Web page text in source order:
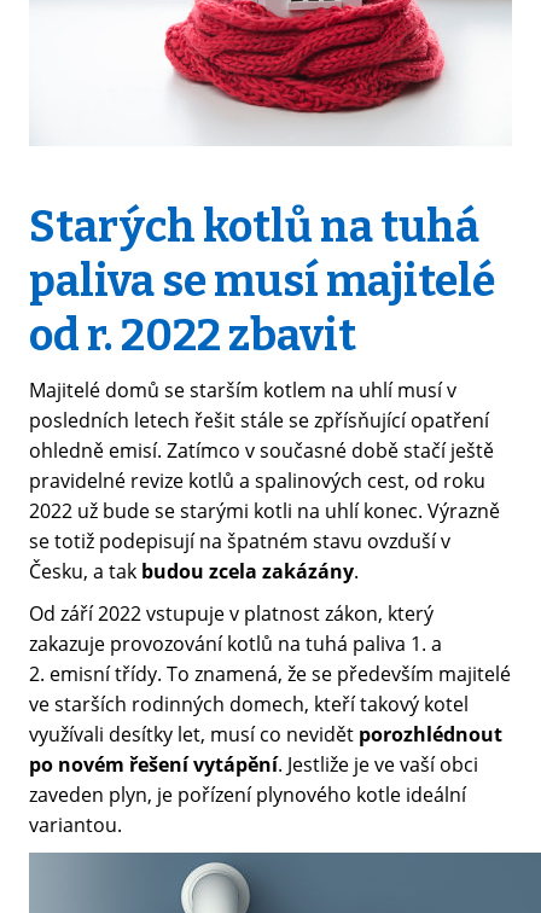
Starých kotlů na tuhá
paliva se musí majitelé
od r. 2022 zbavit
Majitelé domů se starším kotlem na uhlí musí v
posledních letech řešit stále se zpřísňující opatření
ohledně emisí. Zatímco v současné době stačí ještě
pravidelné revize kotlů a spalinových cest, od roku
2022 už bude se starými kotli na uhlí konec. Výrazně
se totiž podepisují na špatném stavu ovzduší v
Česku, a tak budou zcela zakázány.
Od září 2022 vstupuje v platnost zákon, který
zakazuje provozování kotlů na tuhá paliva 1. a
2. emisní třídy. To znamená, že se především majitelé
ve starších rodinných domech, kteří takový kotel
využívali desítky let, musí co nevidět porozhlédnout
po novém řešení vytápění. Jestliže je ve vaší obci
zaveden plyn, je pořízení plynového kotle ideální
variantou.